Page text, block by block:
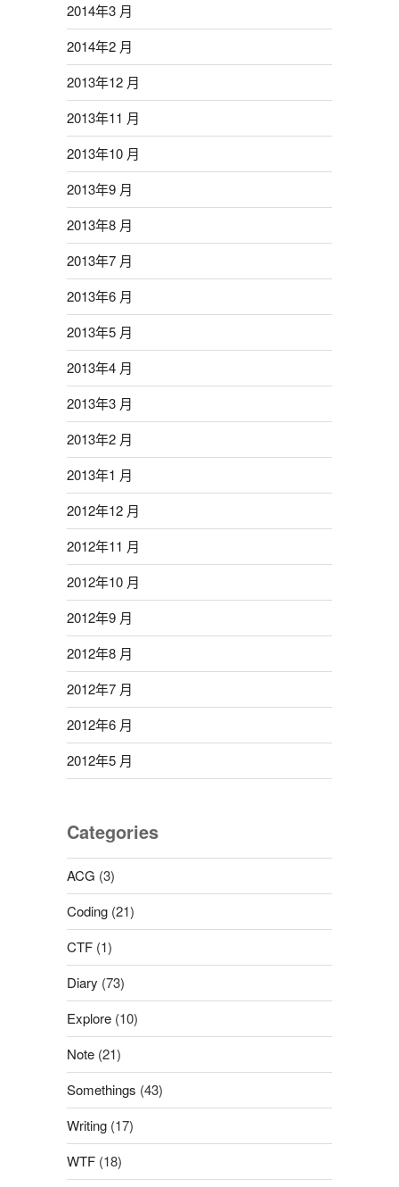
2014年3 月
2014年2 月
2013年12 月
2013年11 月
2013年10 月
2013年9 月
2013年8 月
2013年7 月
2013年6 月
2013年5 月
2013年4 月
2013年3 月
2013年2 月
2013年1 月
2012年12 月
2012年11 月
2012年10 月
2012年9 月
2012年8 月
2012年7 月
2012年6 月
2012年5 月
Categories
ACG (3)
Coding(21)
CTF(1)
Diary (73)
Explore(10)
Note(21)
Somethings (43)
Writing(17)
WTF(18)